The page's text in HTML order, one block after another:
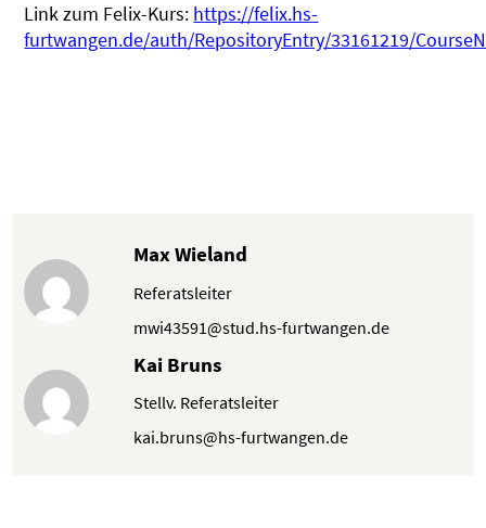
Link zum Felix-Kurs: https://felix.hs-
furtwangen.de/auth/RepositoryEntry/33161219/
Max Wieland
Referatsleiter
mwi43591@stud.hs-furtwangen.de
Kai Bruns
Stellv. Referatsleiter
kai.bruns@hs-furtwangen.de